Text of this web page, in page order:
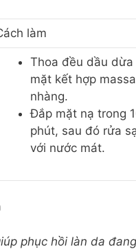
làm
Thoa đều dầu dừa
mặt kết hợp
nhàng.
Đắp mặt nạ trong
phút, sau đó rửa
với nước mát.
phục hồi làn da